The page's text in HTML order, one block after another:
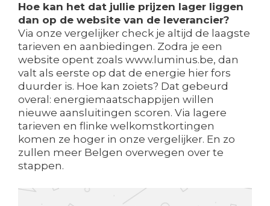
Hoe kan het dat jullie prijzen lager liggen
dan op de website van de leverancier?
Via onze vergelijker check je altijd de laagste
tarieven en aanbiedingen. Zodra je een
website opent zoals www.luminus.be, dan
valt als eerste op dat de energie hier fors
duurder is. Hoe kan zoiets? Dat gebeurd
overal: energiemaatschappijen willen
nieuwe aansluitingen scoren. Via lagere
tarieven en flinke welkomstkortingen
komen ze hoger in onze vergelijker. En zo
zullen meer Belgen overwegen over te
stappen.